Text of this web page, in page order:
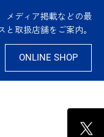
メディア掲載などの最
と取扱店舗をご案内。
ONLINE SHOP